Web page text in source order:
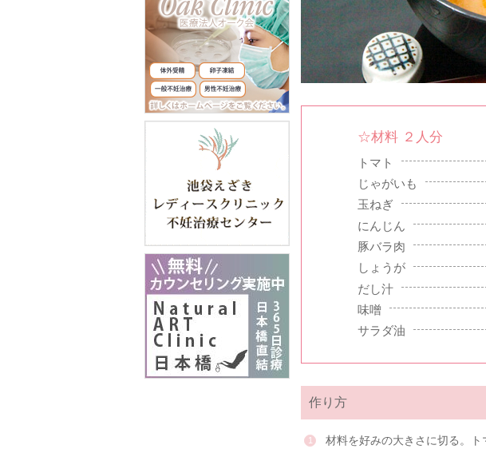
☆材料 ２人分
トマト
じゃがいも
玉ねぎ
にんじん
豚バラ肉
しょうが
だし汁
味噌
サラダ油
作り方
材料を好みの大きさに切る。